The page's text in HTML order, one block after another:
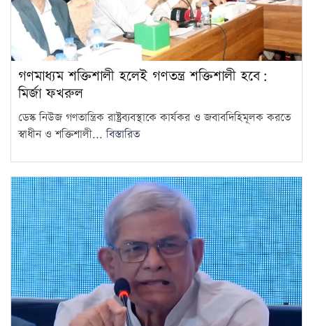
গণমাধ্যম শক্তিশালী হলেই গণতন্ত্র শক্তিশালী হবে:
মির্জা ফখরুল
ডেস্ক নিউজ গণতান্ত্রিক রাষ্ট্রব্যবস্থাকে কার্যকর ও জবাবদিহিমূলক করতে
স্বাধীন ও শক্তিশালী...বিস্তারিত